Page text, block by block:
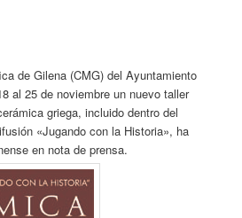
de Gilena (CMG) del Ayuntamiento
al 25 de noviembre un nuevo taller
griega, incluido dentro del
«Jugando con la Historia», ha
en nota de prensa.